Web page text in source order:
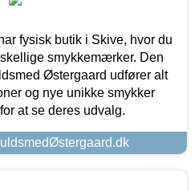
fysisk butik i Skive, hvor du
smykkemærker. Den
Østergaard udfører alt
og nye unikke smykker
at se deres udvalg.